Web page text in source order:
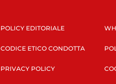
POLICY EDITORIALE
CODICE ETICO CONDOTTA
PRIVACY POLICY